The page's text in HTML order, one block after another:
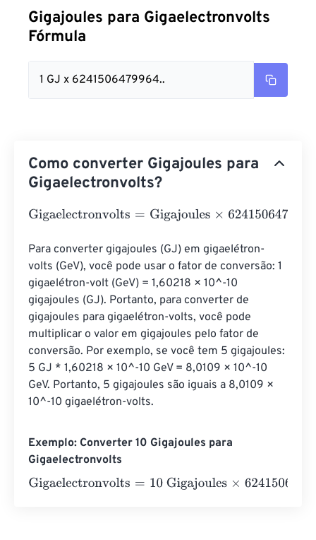
Gigajoules para Gigaelectronvolts
Fórmula
1 GJ x 6241506479964..
Como converter Gigajoules para
Gigaelectronvolts?
Gigaelectronvolts=Gigajoules×
Para converter gigajoules (GJ) em gigaelétron-
volts (GeV), você pode usar o fator de conversão: 1
gigaelétron-volt (GeV) = 1,60218 × 10^-10
gigajoules (GJ). Portanto, para converter de
gigajoules para gigaelétron-volts, você pode
multiplicar o valor em gigajoules pelo fator de
conversão. Por exemplo, se você tem 5 gigajoules:
5 GJ * 1,60218 × 10^-10 GeV = 8,0109 × 10^-10
GeV. Portanto, 5 gigajoules são iguais a 8,0109 ×
10^-10 gigaelétron-volts.
Exemplo: Converter 10 Gigajoules para
Gigaelectronvolts
Gigaelectronvolts=10 Gigajoules×